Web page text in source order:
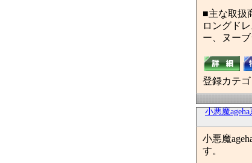
■主な取扱
ロングド
ー、ヌーブ
登録カテゴ
小悪魔
小悪魔
す。